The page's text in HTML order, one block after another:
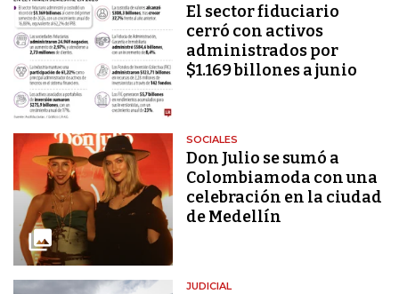
El sector fiduciario
cerró con activos
administrados por
$1.169 billones a junio
SOCIALES
Don Julio se sumó a
Colombiamoda con una
celebración en la ciudad
de Medellín
JUDICIAL